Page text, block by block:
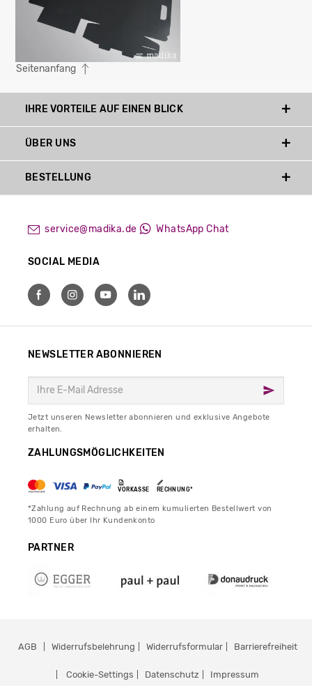
Seitenanfang
IHRE VORTEILE AUF EINEN BLICK
service@madika.de WhatsApp Chat
SOCIAL MEDIA
ÜBER UNS
BESTELLUNG
NEWSLETTER ABONNIEREN
Jetzt unseren Newsletter abonnieren und exklusive Angebote
erhalten.
ZAHLUNGSMÖGLICHKEITEN
VORKASSE RECHNUNG*
*Zahlung auf Rechnung ab einem kumulierten Bestellwert von
1000 Euro über Ihr Kundenkonto
PARTNER
AGB Widerrufsbelehrung Widerrufsformular Barrierefreiheit
Cookie-Settings Datenschutz Impressum